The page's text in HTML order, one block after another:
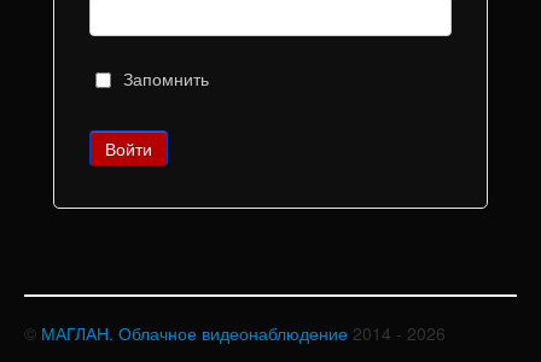
Запомнить
© МАГЛАН. Облачное видеонаблюдение 2014 - 2026